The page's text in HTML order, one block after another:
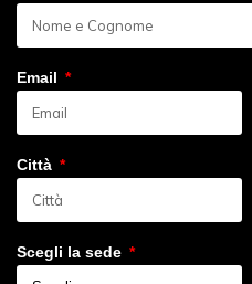
Email
Città
Scegli la sede